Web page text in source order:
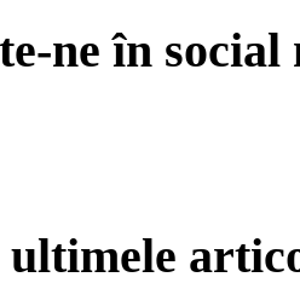
ne în social
ultimele